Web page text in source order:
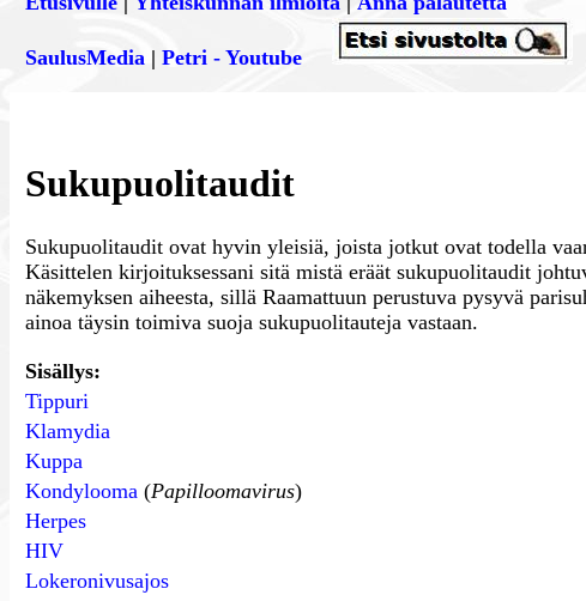
SaulusMedia |Petri - Youtube
Sukupuolitaudit
Sukupuolitaudit ovat hyvin yleisiä, joista jotkut ovat todella
Käsittelen kirjoituksessani sitä mistä eräät sukupuolitaudit
näkemyksen aiheesta, sillä Raamattuun perustuva pysyvä
ainoa täysin toimiva suoja sukupuolitauteja vastaan.
Sisällys:
Tippuri
Klamydia
Kuppa
Kondylooma (Papilloomavirus)
Herpes
HIV
Lokeronivusajos